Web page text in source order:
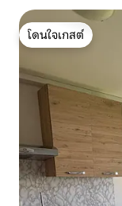
โดนใจเกสต์
โดนใจเกสต์